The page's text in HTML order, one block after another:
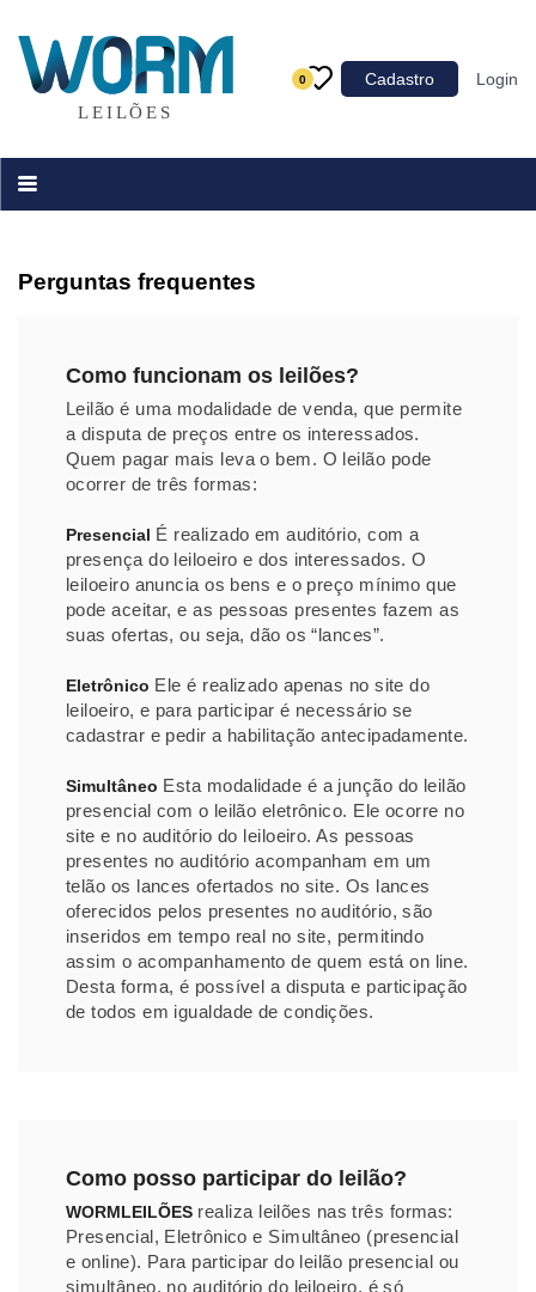
0 Cadastro Login
Categoria
Acessórios para Veículos
Perguntas frequentes
Como funcionam os leilões?
Leilão é uma modalidade de venda, que permite
a disputa de preços entre os interessados.
Quem pagar mais leva o bem. O leilão pode
ocorrer de três formas:
Presencial É realizado em auditório, com a
presença do leiloeiro e dos interessados. O
leiloeiro anuncia os bens e o preço mínimo que
pode aceitar, e as pessoas presentes fazem as
suas ofertas, ou seja, dão os “lances”.
Eletrônico Ele é realizado apenas no site do
leiloeiro, e para participar é necessário se
cadastrar e pedir a habilitação antecipadamente.
Simultâneo Esta modalidade é a junção do leilão
presencial com o leilão eletrônico. Ele ocorre no
site e no auditório do leiloeiro. As pessoas
presentes no auditório acompanham em um
telão os lances ofertados no site. Os lances
oferecidos pelos presentes no auditório, são
inseridos em tempo real no site, permitindo
assim o acompanhamento de quem está on line.
Desta forma, é possível a disputa e participação
de todos em igualdade de condições.
Como posso participar do leilão?
WORMLEILÕES realiza leilões nas três formas:
Presencial, Eletrônico e Simultâneo (presencial
e online). Para participar do leilão presencial ou
simultâneo, no auditório do leiloeiro, é só